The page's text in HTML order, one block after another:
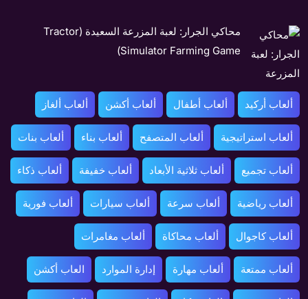
محاكي الجرار: لعبة المزرعة السعيدة (Tractor
Simulator Farming Game)
ألعاب أركيد ألعاب أطفال ألعاب أكشن ألعاب ألغاز
ألعاب استراتيجية ألعاب المتصفح ألعاب بناء ألعاب بنات
ألعاب تجميع ألعاب ثلاثية الأبعاد ألعاب خفيفة ألعاب ذكاء
ألعاب رياضية ألعاب سرعة ألعاب سيارات ألعاب فورية
ألعاب كاجوال ألعاب محاكاة ألعاب مغامرات
ألعاب ممتعة ألعاب مهارة إدارة الموارد العاب أكشن